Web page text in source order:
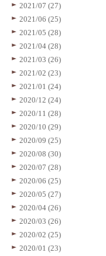
2021/07 (27)
2021/06 (25)
2021/05 (28)
2021/04 (28)
2021/03 (26)
2021/02 (23)
2021/01 (24)
2020/12 (24)
2020/11 (28)
2020/10 (29)
2020/09 (25)
2020/08 (30)
2020/07 (28)
2020/06 (25)
2020/05 (27)
2020/04 (26)
2020/03 (26)
2020/02 (25)
2020/01 (23)